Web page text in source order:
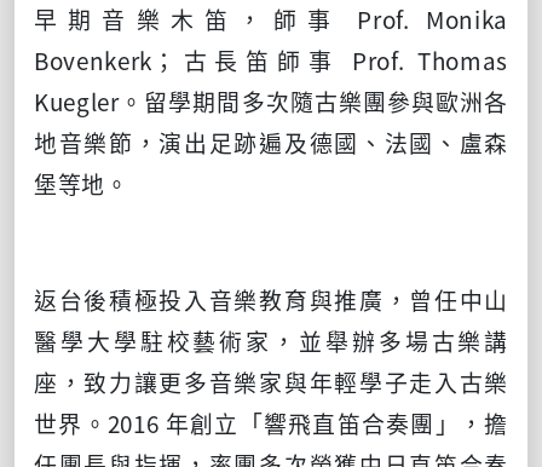
早期音樂木笛，師事
Prof. Monika
Bovenkerk ；古長笛師事
Prof. Thomas
Kuegler。留學期間多次隨古樂團參與歐洲各
地音樂節，演出足跡遍及德國、法國、盧森
堡等地。
返台後積極投入音樂教育與推廣，曾任中山
醫學大學駐校藝術家，並舉辦多場古樂講
座，致力讓更多音樂家與年輕學子走入古樂
世界。 2016 年創立「響飛直笛合奏團」，擔